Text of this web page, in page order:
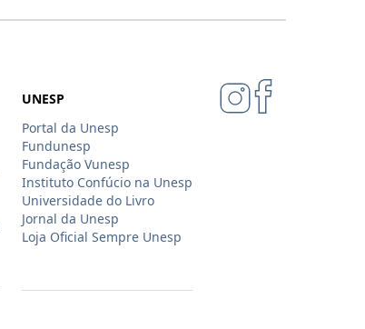
UNESP
Portal da Unesp
Fundunesp
Fundação Vunesp
Instituto Confúcio na Unesp
Universidade do Livro
Jornal da Unesp
Loja Oficial Sempre Unesp